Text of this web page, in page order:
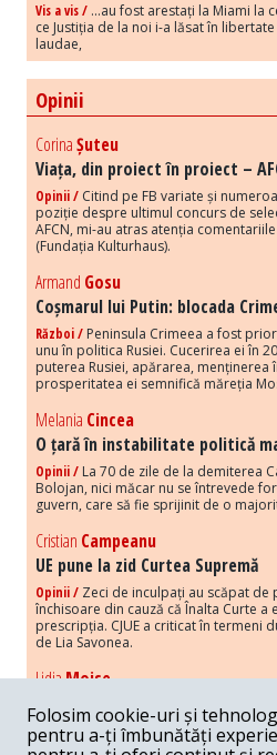
Vis a vis / ...au fost arestați la Miami la
ce Justiția de la noi i-a lăsat în
laudae,
Opinii
CorinaȘuteu
Viața, din proiect în proiect –
Opinii / Citind pe FB variate și
poziție despre ultimul concurs de
AFCN, mi-au atras atenția
(Fundația Kulturhaus).
Armand Gosu
Coșmarul lui Putin: blocada
Război / Peninsula Crimeea a fost
unu în politica Rusiei. Cucerirea ei în
puterea Rusiei, apărarea, menținerea
prosperitatea ei semnifică măreția
Melania Cincea
O țară în instabilitate politică
Opinii / La 70 de zile de la demiterea
Bolojan, nici măcar nu se întrevede
guvern, care să fie sprijinit de o
Cristian Campeanu
UE pune la zid Curtea Supremă
Opinii / Zeci de inculpați au scăpat de
închisoare din cauză că Înalta Curte a
prescripția. CJUE a criticat în termeni
de Lia Savonea.
LidiaMoise
Costurile economice ale
Opinii / Economia nu poate rezista cu
susținerii intereselor poporului, care,
Folosim cookie-uri și
pentru a-ți îmbunătăți